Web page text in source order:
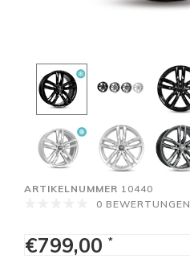
ARTIKELNUMMER 10440
0 BEWERTUNGEN
€799,00 *